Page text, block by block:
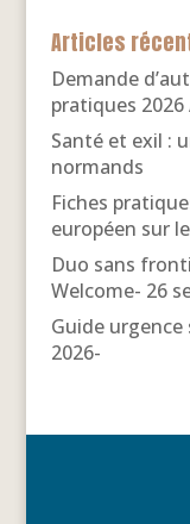
Articles
Demande
pratiques 2026
Santé et exil :
normands
Fiches
européen sur
Duo sans
Welcome- 26
Guide
2026-